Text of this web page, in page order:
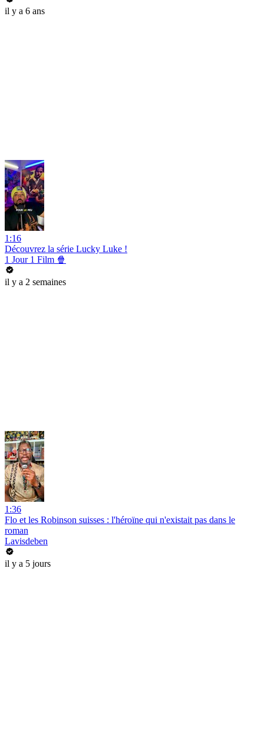
il y a 6 ans
1:16
Découvrez la série Lucky Luke !
1 Jour 1 Film 🍿
il y a 2 semaines
1:36
Flo et les Robinson suisses : l'héroïne qui n'existait pas dans le
roman
Lavisdeben
il y a 5 jours